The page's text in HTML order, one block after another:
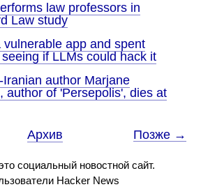
law professors in
Law study
vulnerable app and spent
if LLMs could hack it
Iranian author Marjane
author of 'Persepolis', dies at
Архив Позже →
социальный новостной сайт.
Hacker News